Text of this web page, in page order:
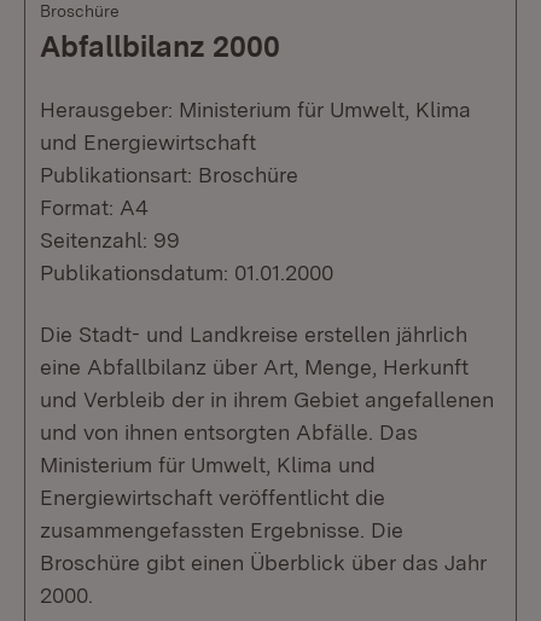
Broschüre
Abfallbilanz 2000
Herausgeber: Ministerium für Umwelt, Klima
und Energiewirtschaft
Publikationsart: Broschüre
Format: A4
Seitenzahl: 99
Publikationsdatum: 01.01.2000
Die Stadt- und Landkreise erstellen jährlich
eine Abfallbilanz über Art, Menge, Herkunft
und Verbleib der in ihrem Gebiet angefallenen
und von ihnen entsorgten Abfälle. Das
Ministerium für Umwelt, Klima und
Energiewirtschaft veröffentlicht die
zusammengefassten Ergebnisse. Die
Broschüre gibt einen Überblick über das Jahr
2000.